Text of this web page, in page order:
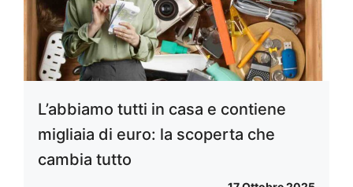
L’abbiamo tutti in casa e contiene
migliaia di euro: la scoperta che
cambia tutto